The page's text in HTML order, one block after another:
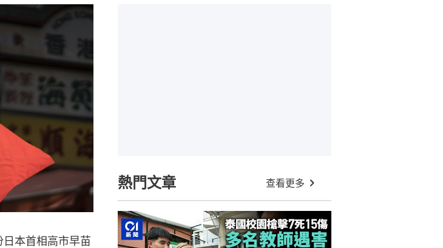
本首相高市早苗
熱門文章 查看更多